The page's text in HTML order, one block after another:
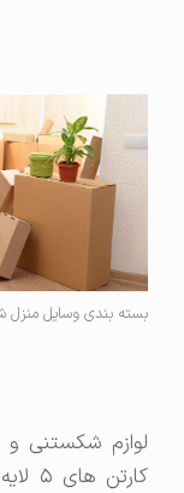
بسته بندی وسایل منزل
لوازم شکستنی و